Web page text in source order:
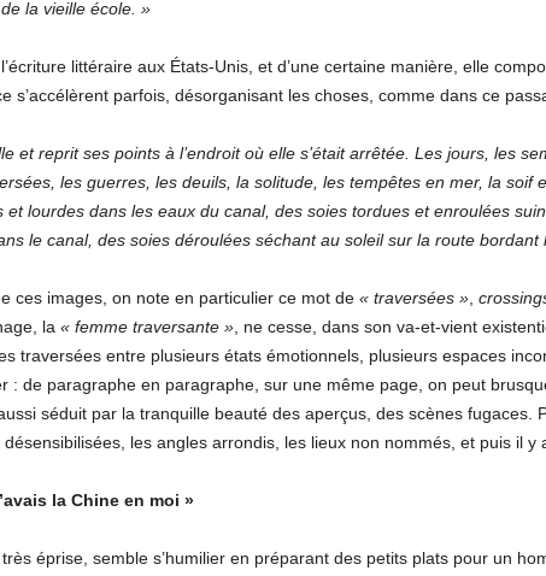
la vieille école. »
littéraire aux États-Unis, et d’une certaine manière, elle
s’accélèrent parfois, désorganisant les choses, comme dans ce
et reprit ses points à l’endroit où elle s’était arrêtée. Les jours, les
les guerres, les deuils, la solitude, les tempêtes en mer, la
et lourdes dans les eaux du canal, des soies tordues et enroulées
le canal, des soies déroulées séchant au soleil sur la route bordant
ces images, on note en particulier ce mot de « traversées »,
la « femme traversante », ne cesse, dans son va-et-vient
traversées entre plusieurs états émotionnels, plusieurs espaces
: de paragraphe en paragraphe, sur une même page, on peut
séduit par la tranquille beauté des aperçus, des scènes fugaces.
les angles arrondis, les lieux non nommés, et puis il y
la Chine en moi »
éprise, semble s’humilier en préparant des petits plats pour un